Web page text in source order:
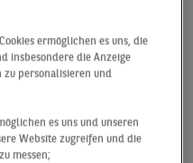
im
ermöglichen es uns, die
insbesondere die Anzeige
zu personalisieren und
es uns und unseren
Website zugreifen und die
messen;